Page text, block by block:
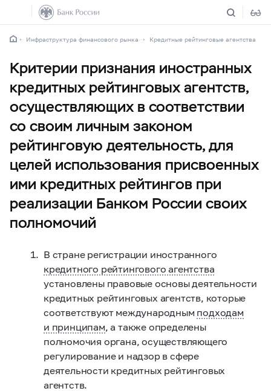
Инфраструктура финансового рынка Кредитные рейтинговые агентства
Критерии признания иностранных
кредитных рейтинговых агентств,
осуществляющих в соответствии
со своим личным законом
рейтинговую деятельность, для
целей использования присвоенных
ими кредитных рейтингов при
реализации Банком России своих
полномочий
В стране регистрации иностранного
кредитного рейтингового агентства
установлены правовые основы деятельности
кредитных рейтинговых агентств, которые
соответствуют международным подходам
и принципам, а также определены
полномочия органа, осуществляющего
регулирование и надзор в сфере
деятельности кредитных рейтинговых
агентств.